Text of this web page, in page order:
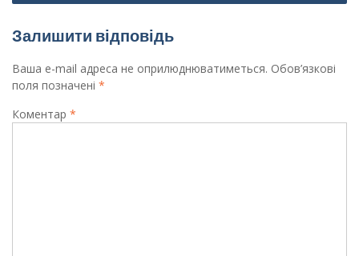
Залишити відповідь
Ваша e-mail адреса не оприлюднюватиметься. Обов’язкові
поля позначені *
Коментар *